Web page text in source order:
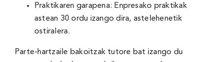
Praktikaren garapena: Enpresako praktikak
astean 30 ordu izango dira, astelehenetik
ostiralera.
Parte-hartzaile bakoitzak tutore bat izango du